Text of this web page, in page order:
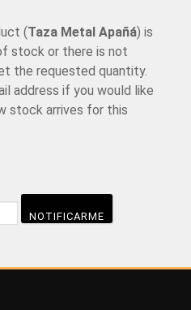
(Taza Metal Apañá) is
stock or there is not
the requested quantity.
address if you would like
stock arrives for this